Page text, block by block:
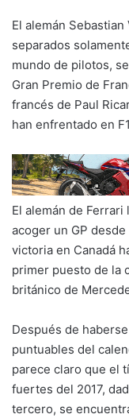
El alemán
separados
mundo de pilotos,
Gran Premio de
francés de Paul
han enfrentado en
El alemán de
acoger un GP
victoria en Canadá
primer puesto de la
británico de
Después de
puntuables del
parece claro que el
fuertes del 2017,
tercero, se